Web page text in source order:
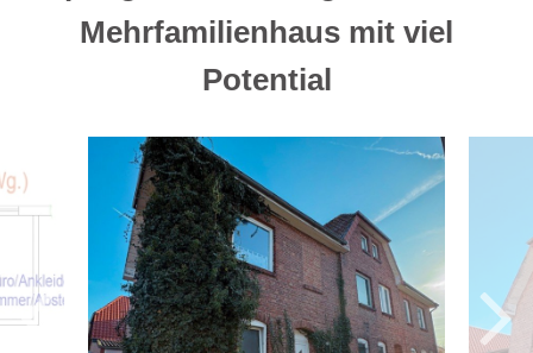
Mehrfamilienhaus mit viel
Potential